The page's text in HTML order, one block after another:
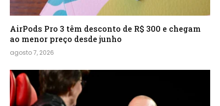
AirPods Pro 3 têm desconto de R$ 300 e chegam
ao menor preço desde junho
agosto 7, 2026